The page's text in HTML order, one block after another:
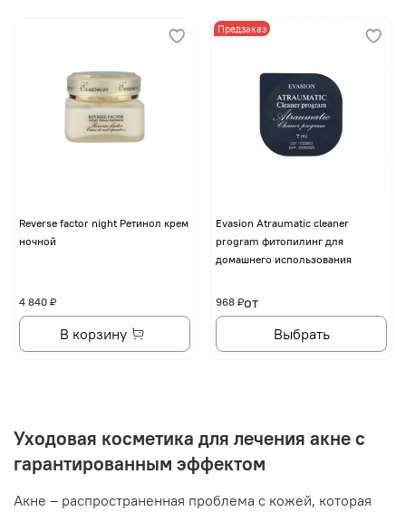
Reverse factor night Ретинол крем
ночной
4 840 ₽
В корзину
Предзаказ
Evasion Atraumatic cleaner
program фитопилинг для
домашнего использования
от
968 ₽
Выбрать
Уходовая косметика для лечения акне с
гарантированным эффектом
Акне – распространенная проблема с кожей, которая